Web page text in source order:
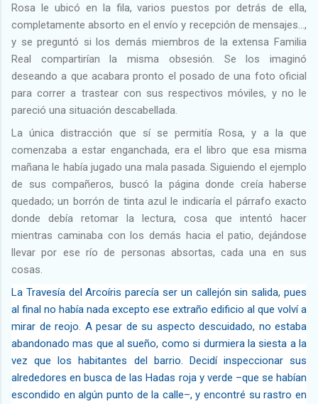
Rosa le ubicó en la fila, varios puestos por detrás de ella,
completamente absorto en el envío y recepción de mensajes…,
y se preguntó si los demás miembros de la extensa Familia
Real compartirían la misma obsesión. Se los imaginó
deseando a que acabara pronto el posado de una foto oficial
para correr a trastear con sus respectivos móviles, y no le
pareció una situación descabellada.
La única distracción que sí se permitía Rosa, y a la que
comenzaba a estar enganchada, era el libro que esa misma
mañana le había jugado una mala pasada. Siguiendo el ejemplo
de sus compañeros, buscó la página donde creía haberse
quedado; un borrón de tinta azul le indicaría el párrafo exacto
donde debía retomar la lectura, cosa que intentó hacer
mientras caminaba con los demás hacia el patio, dejándose
llevar por ese río de personas absortas, cada una en sus
cosas.
La Travesía del Arcoíris parecía ser un callejón sin salida, pues
al final no había nada excepto ese extraño edificio al que volví a
mirar de reojo. A pesar de su aspecto descuidado, no estaba
abandonado mas que al sueño, como si durmiera la siesta a la
vez que los habitantes del barrio. Decidí inspeccionar sus
alrededores en busca de las Hadas roja y verde –que se habían
escondido en algún punto de la calle–, y encontré su rastro en